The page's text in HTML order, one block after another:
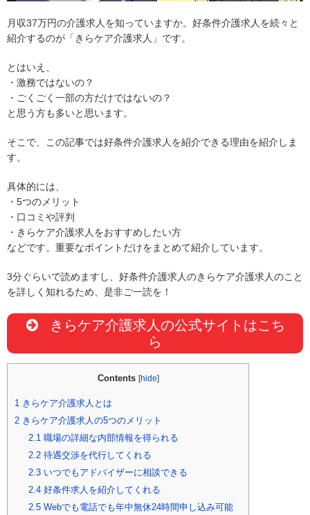
月収37万円の介護求人を知っていますか。好条件介護求人を続々と
紹介するのが「きらケア介護求人」です。
とはいえ、
・激務ではないの？
・ごくごく一部の方だけではないの？
と思う方も多いと思います。
そこで、この記事では好条件介護求人を紹介できる理由を紹介しま
す。
具体的には、
・5つのメリット
・口コミや評判
・きらケア介護求人をおすすめしたい方
などです。重要なポイントだけをまとめて紹介しています。
3分ぐらいで読めますし、好条件介護求人のきらケア介護求人のこと
を詳しく知れるため、是非ご一読を！
きらケア介護求人の公式サイトはこち
ら
Contents [hide]
1 きらケア介護求人とは
2 きらケア介護求人の5つのメリット
2.1職場の詳細な内部情報を得られる
2.2待遇交渉を代行してくれる
2.3いつでもアドバイザーに相談できる
2.4好条件求人を紹介してくれる
2.5Webでも電話でも年中無休24時間申し込み可能